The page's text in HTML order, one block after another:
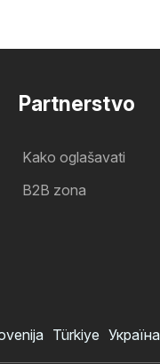
Partnerstvo
Kako oglašavati
B2B zona
Türkiye Україна